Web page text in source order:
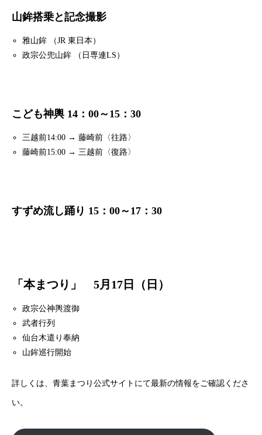
山鉾搭乗と記念撮影
雅山鉾 （JR 東日本）
政宗公兜山鉾 （日専連LS）
こども神輿 14：00～15：30
三越前14:00 → 藤崎前〈往路〉
藤崎前15:00 → 三越前〈復路〉
すずめ流し踊り 15：00～17：30
「本まつり」 5月17日（日）
政宗公神輿渡御
武者行列
仙台木遣り奉納
山鉾巡行開始
詳しくは、青葉まつり公式サイトにて最新の情報をご確認くださ
い。